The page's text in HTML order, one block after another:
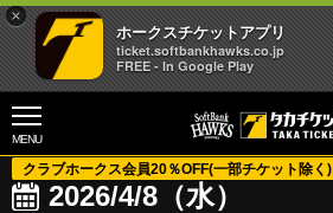
×
ホークスチケットアプリ
ticket.softbankhawks.co.jp
FREE - In Google Play
MENU
クラブホークス会員20％OFF(一部チケット除く)
2026/4/8（水）